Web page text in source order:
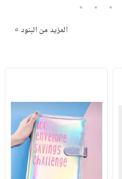
3
4
5
المزيد من البنود »